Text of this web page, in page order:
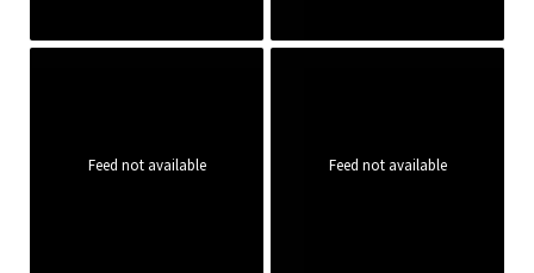
Feed not available Feed not available